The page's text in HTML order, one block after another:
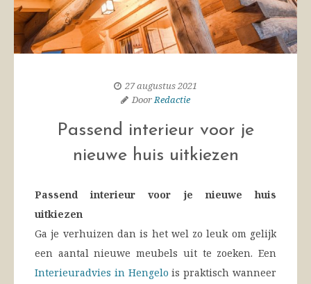
27 augustus 2021
DoorRedactie
Passend interieur voor je
nieuwe huis uitkiezen
Passend interieur voor je nieuwe huis
uitkiezen
Ga je verhuizen dan is het wel zo leuk om gelijk
een aantal nieuwe meubels uit te zoeken. Een
Interieuradvies in Hengelo is praktisch wanneer